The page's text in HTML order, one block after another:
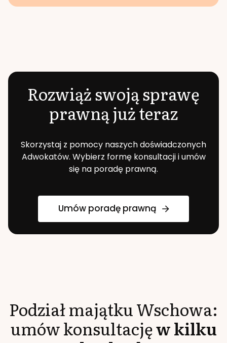
Rozwiąż swoją sprawę
prawną już teraz
Skorzystaj z pomocy naszych doświadczonych
Adwokatów. Wybierz formę konsultacji i umów
się na poradę prawną.
Umów poradę prawną
Podział majątkuWschowa:
umów konsultacjęw kilku